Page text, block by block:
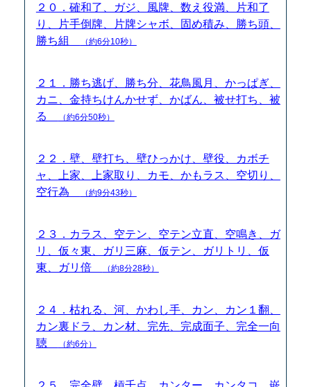
２０．確和了、ガジ、風牌、数え役満、片和了
り、片手倒牌、片牌シャボ、固め積み、勝ち頭、
勝ち組
（約6分10秒）
２１．勝ち逃げ、勝ち分、花鳥風月、かっぱぎ、
カニ、金持ちけんかせず、かばん、被せ打ち、被
る
（約6分50秒）
２２．壁、壁打ち、壁ひっかけ、壁役、カボチ
ャ、上家、上家取り、カモ、かもラス、空切り、
空行為
（約9分43秒）
２３．カラス、空テン、空テン立直、空鳴き、ガ
リ、仮々東、ガリ三麻、仮テン、ガリトリ、仮
東、ガリ倍
（約8分28秒）
２４．枯れる、河、かわし手、カン、カン１翻、
カン裏ドラ、カン材、完先、完成面子、完全一向
聴
（約6分）